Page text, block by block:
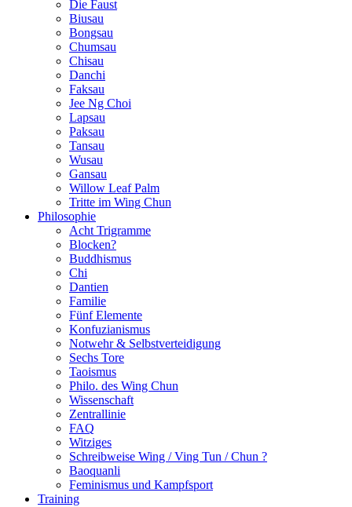
Die Faust
Biusau
Bongsau
Chumsau
Chisau
Danchi
Faksau
Jee Ng Choi
Lapsau
Paksau
Tansau
Wusau
Gansau
Willow Leaf Palm
Tritte im Wing Chun
Philosophie
Acht Trigramme
Blocken?
Buddhismus
Chi
Dantien
Familie
Fünf Elemente
Konfuzianismus
Notwehr & Selbstverteidigung
Sechs Tore
Taoismus
Philo. des Wing Chun
Wissenschaft
Zentrallinie
FAQ
Witziges
Schreibweise Wing / Ving Tun / Chun ?
Baoquanli
Feminismus und Kampfsport
Training